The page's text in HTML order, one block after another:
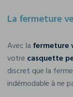
La fermeture
Avec la fermeture
votre casquette
discret que la
indémodable à ne